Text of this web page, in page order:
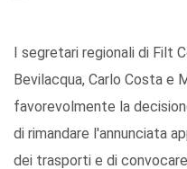
I segretari regionali di Filt
Bevilacqua, Carlo Costa e
favorevolmente la
di rimandare l'annunciata
dei trasporti e di